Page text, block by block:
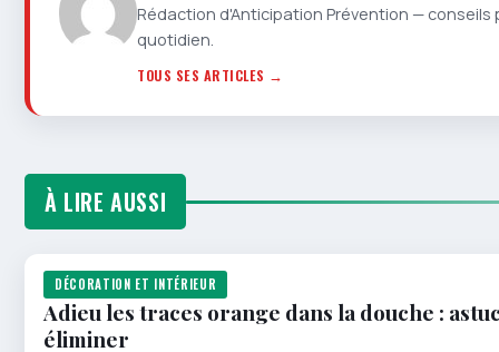
Rédaction d'Anticipation Prévention —
quotidien.
TOUS SES ARTICLES →
À LIRE AUSSI
DÉCORATION ET INTÉRIEUR
Adieu les traces orange dans la douche :
éliminer